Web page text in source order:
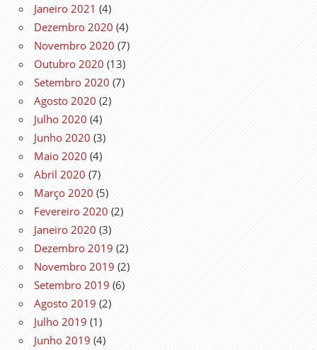
Janeiro 2021 (4)
Dezembro 2020 (4)
Novembro 2020 (7)
Outubro 2020 (13)
Setembro 2020 (7)
Agosto 2020 (2)
Julho 2020 (4)
Junho 2020 (3)
Maio 2020 (4)
Abril 2020 (7)
Março 2020 (5)
Fevereiro 2020 (2)
Janeiro 2020 (3)
Dezembro 2019 (2)
Novembro 2019 (2)
Setembro 2019 (6)
Agosto 2019 (2)
Julho 2019 (1)
Junho 2019 (4)